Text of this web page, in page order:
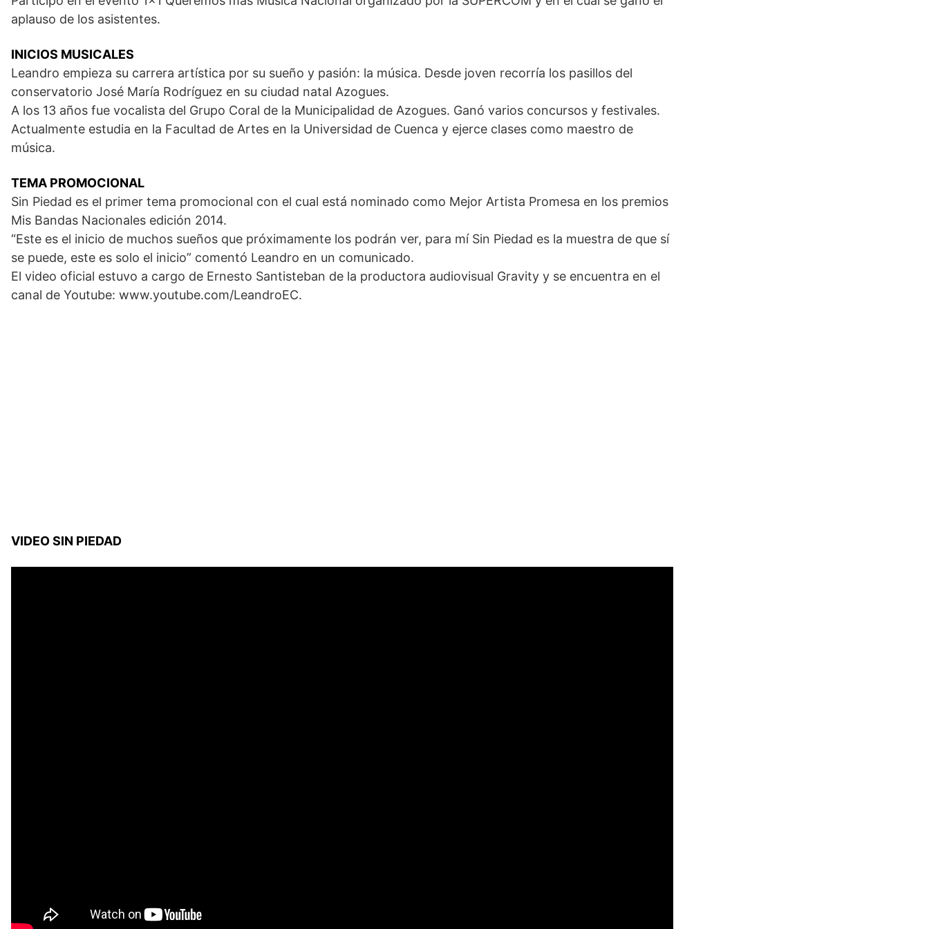
aplauso de los asistentes.
INICIOS MUSICALES
Leandro empieza su carrera artística por su sueño y pasión: la música. Desde joven recorría los pasillos del
conservatorio José María Rodríguez en su ciudad natal Azogues.
A los 13 años fue vocalista del Grupo Coral de la Municipalidad de Azogues. Ganó varios concursos y festivales.
Actualmente estudia en la Facultad de Artes en la Universidad de Cuenca y ejerce clases como maestro de
música.
TEMA PROMOCIONAL
Sin Piedad es el primer tema promocional con el cual está nominado como Mejor Artista Promesa en los premios
Mis Bandas Nacionales edición 2014.
“Este es el inicio de muchos sueños que próximamente los podrán ver, para mí Sin Piedad es la muestra de que sí
se puede, este es solo el inicio” comentó Leandro en un comunicado.
El video oficial estuvo a cargo de Ernesto Santisteban de la productora audiovisual Gravity y se encuentra en el
canal de Youtube: www.youtube.com/LeandroEC.
VIDEO SIN PIEDAD